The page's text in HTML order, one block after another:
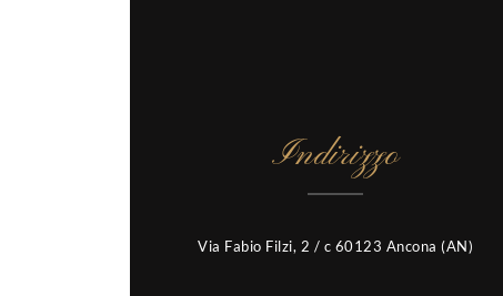
Indirizzo
Via Fabio Filzi, 2 / c 60123 Ancona (AN)